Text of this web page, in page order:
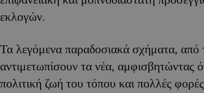
εκλογών.
Τα λεγόμενα παραδοσιακά σχήματα,
αντιμετωπίσουν τα νέα, αμφισβητώντας
πολιτική ζωή του τόπου και πολλές